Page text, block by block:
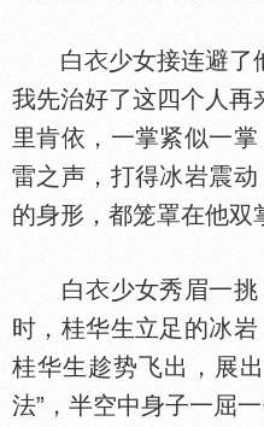
白
少女接连避了
我先治好了这四个人再
里肯依，一掌紧似一
雷之声，打得冰岩震
的身形，都笼罩在他双
白
少女秀眉一
时，桂华生立足的冰岩
桂华生趁势飞出，展
法”，半空中身子一屈